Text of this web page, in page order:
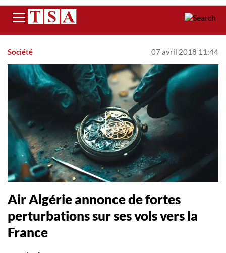
Menu
Société 07 avril 2018 11:44
Air Algérie annonce de fortes
perturbations sur ses vols vers la
France